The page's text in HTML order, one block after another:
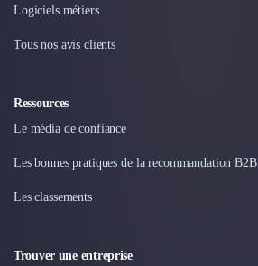
Sourcing et Imports
Office Management
Autres
Réhabilitation et maintenance
Logiciel PropTech
Courtage en Energie
Clubs & Réseaux Professionnels
Logiciels métiers
Tous nos avis clients
Ressources
Le média de confiance
Les bonnes pratiques de la recommandation B2B
Les classements
Trouver une entreprise